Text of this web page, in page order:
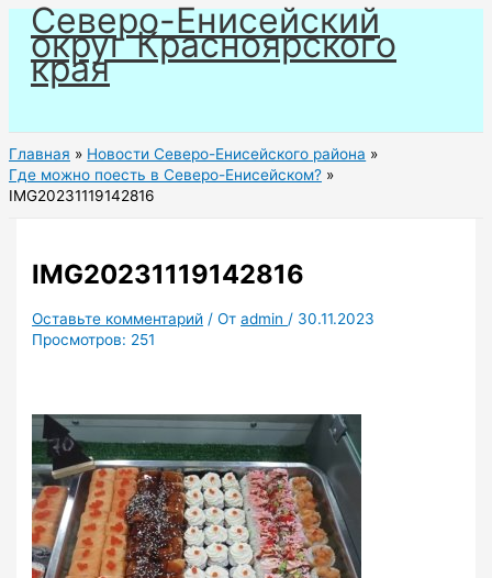
Перейти
содержимому
Северо-Енисейский
округ Красноярского
края
Главная
Новости Северо-Енисейского района
Где можно поесть в Северо-Енисейском?
IMG20231119142816
IMG20231119142816
Оставьте комментарий / Отadmin / 30.11.2023
Просмотров: 251